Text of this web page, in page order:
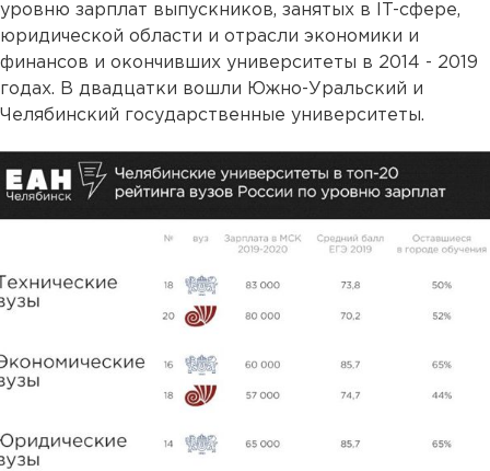
уровню зарплат выпускников, занятых в IT-сфере,
юридической области и отрасли экономики и
финансов и окончивших университеты в 2014 - 2019
годах. В двадцатки вошли Южно-Уральский и
Челябинский государственные университеты.